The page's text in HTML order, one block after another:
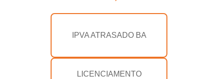
IPVA ATRASADO BA
LICENCIAMENTO